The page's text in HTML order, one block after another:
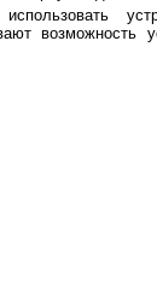
возможность